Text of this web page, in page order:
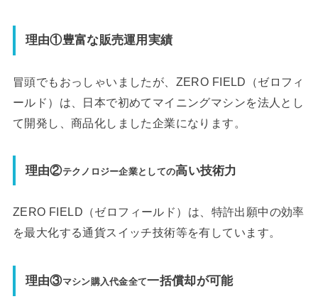
理由①豊富な販売運用実績
冒頭でもおっしゃいましたが、ZERO FIELD（ゼロフィ
ールド）は、日本で初めてマイニングマシンを法人とし
て開発し、商品化しました企業になります。
理由②テクノロジー企業としての高い技術力
ZERO FIELD（ゼロフィールド）は、特許出願中の効率
を最大化する通貨スイッチ技術等を有しています。
理由③マシン購入代金全て一括償却が可能